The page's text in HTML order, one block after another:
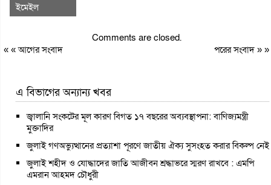
ইমেইল
Comments are closed.
« «আগের সংবাদ পরের সংবাদ» »
এ বিভাগের অন্যান্য খবর
জ্বালানি সংকটের মূল কারণ বিগত ১৭ বছরের অব্যবস্থাপনা: বাণিজ্যমন্ত্রী
মুক্তাদির
জুলাই গণঅভ্যুত্থানের প্রত্যাশা পূরণে জাতীয় ঐক্য সুসংহত করার বিকল্প নেই
জুলাই শহীদ ও যোদ্ধাদের জাতি আজীবন শ্রদ্ধাভরে স্মরণ রাখবে : এমপি
এমরান আহমদ চৌধুরী